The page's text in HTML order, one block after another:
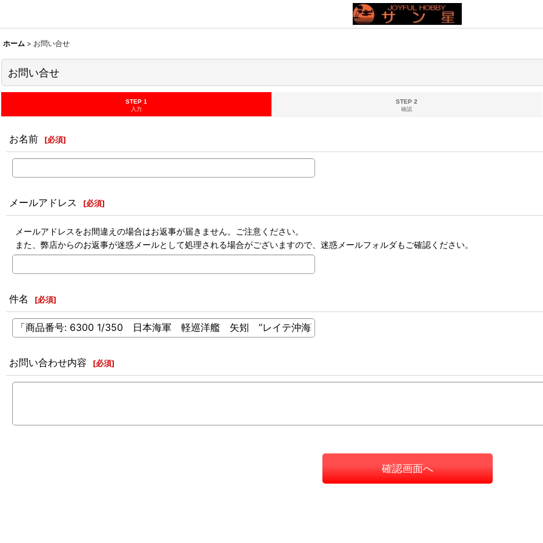
ホーム > お問い合せ
お問い合せ
STEP 1
入力
STEP 2
確認
お名前 [必須]
メールアドレス [必須]
メールアドレスをお間違えの場合はお返事が届きません。ご注意ください。
また、弊店からのお返事が迷惑メールとして処理される場合がございますので、迷惑メールフォルダもご確認ください。
件名 [必須]
お問い合わせ内容 [必須]
確認画面へ